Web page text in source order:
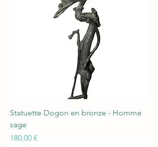
Statuette Dogon en bronze - Homme
sage
Prix
180,00 €